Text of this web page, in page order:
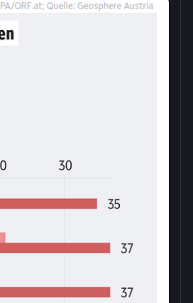
immer öfter erleben werden. Es wird zur neuen Realität werden. Die
Infrastruktur und an unserer
wir bis dahin auf uns
nicht vorbereitet. Und noch